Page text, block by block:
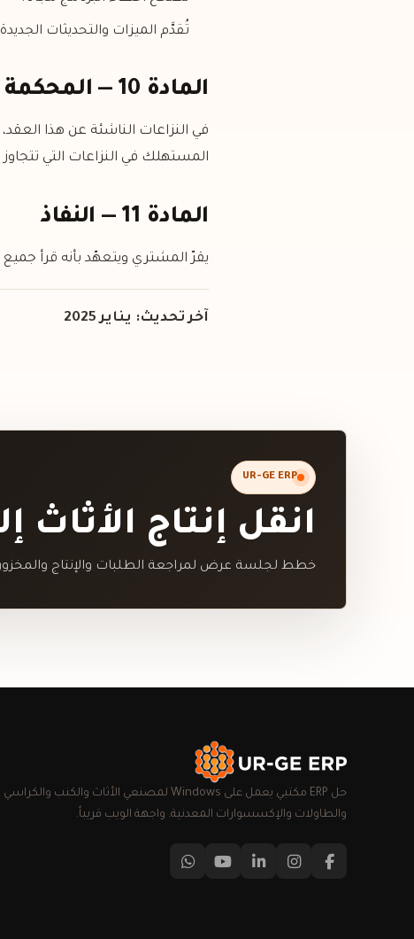
تُقدَّم الميزات والتحديثات
المادة 10 — المحكمة المختصة
في النزاعات الناشئة عن هذا
المستهلك في النزاعات التي
المادة 11 — النفاذ
يقرّ المشتري ويتعهّد بأنه قرأ
آخر تحديث: يناير 2025
UR-GE ERP
انقل إنتاج
خطط لجلسة عرض لمراجعة الطلبات والإنتاج
حل ERP مكتبي يعمل على Windows لمصنعي الأثاث والكنب والكراسي
والطاولات والإكسسوارات المعدنية. واجهة الويب قريباً.